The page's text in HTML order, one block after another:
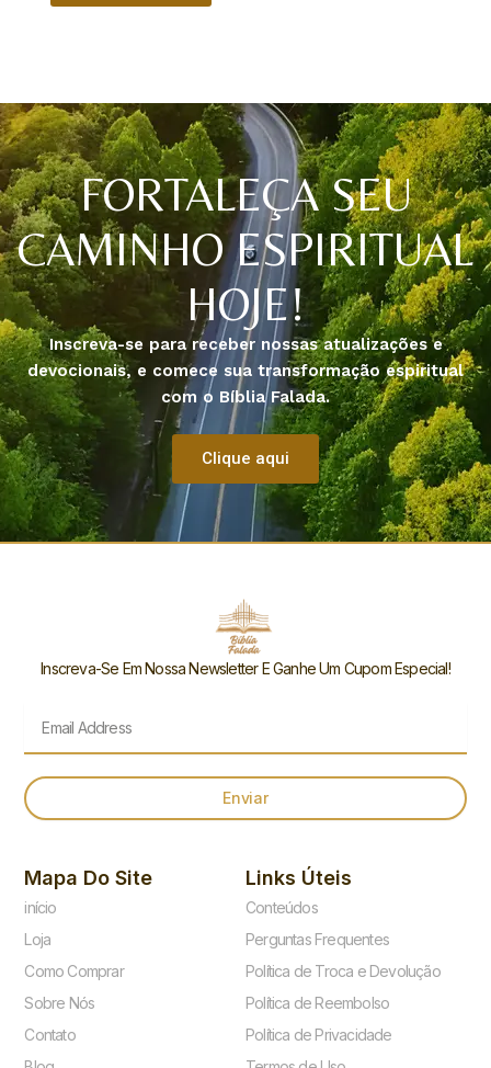
FORTALEÇA SEU
CAMINHO ESPIRITUAL
HOJE!
Inscreva-se para receber nossas atualizações e
devocionais, e comece sua transformação espiritual
com o Bíblia Falada.
Clique aqui
Inscreva-Se Em Nossa Newsletter E Ganhe Um Cupom Especial!
Enviar
Mapa Do Site
início
Loja
Como Comprar
Sobre Nós
Contato
Links Úteis
Conteúdos
Perguntas Frequentes
Política de Troca e Devolução
Política de Reembolso
Política de Privacidade